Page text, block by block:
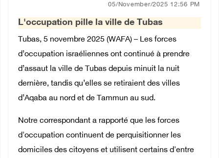
Centre palestinien
العربية
05/November/2025 12:56 PM
L'occupation pille la ville de Tubas
Tubas, 5 novembre 2025 (WAFA) – Les forces
d’occupation israéliennes ont continué à prendre
d’assaut la ville de Tubas depuis minuit la nuit
dernière, tandis qu’elles se retiraient des villes
d’Aqaba au nord et de Tammun au sud.
Notre correspondant a rapporté que les forces
d'occupation continuent de perquisitionner les
domiciles des citoyens et utilisent certains d'entre